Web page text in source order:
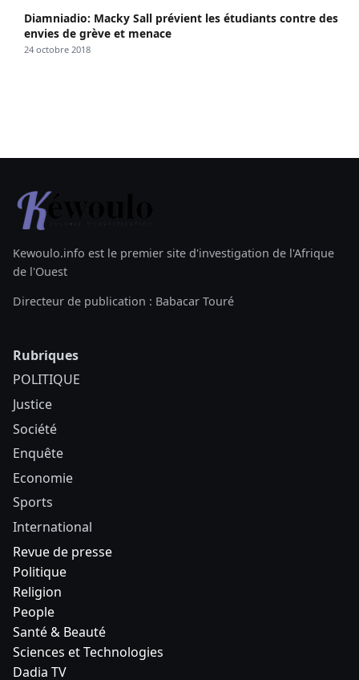
Diamniadio: Macky Sall prévient les étudiants contre des
envies de grève et menace
24 octobre 2018
Kewoulo.info est le premier site d'investigation de l'Afrique
de l'Ouest
Directeur de publication : Babacar Touré
Rubriques
POLITIQUE
Justice
Société
Enquête
Economie
Sports
International
Revue de presse
Politique
Religion
People
Santé & Beauté
Sciences et Technologies
Dadia TV